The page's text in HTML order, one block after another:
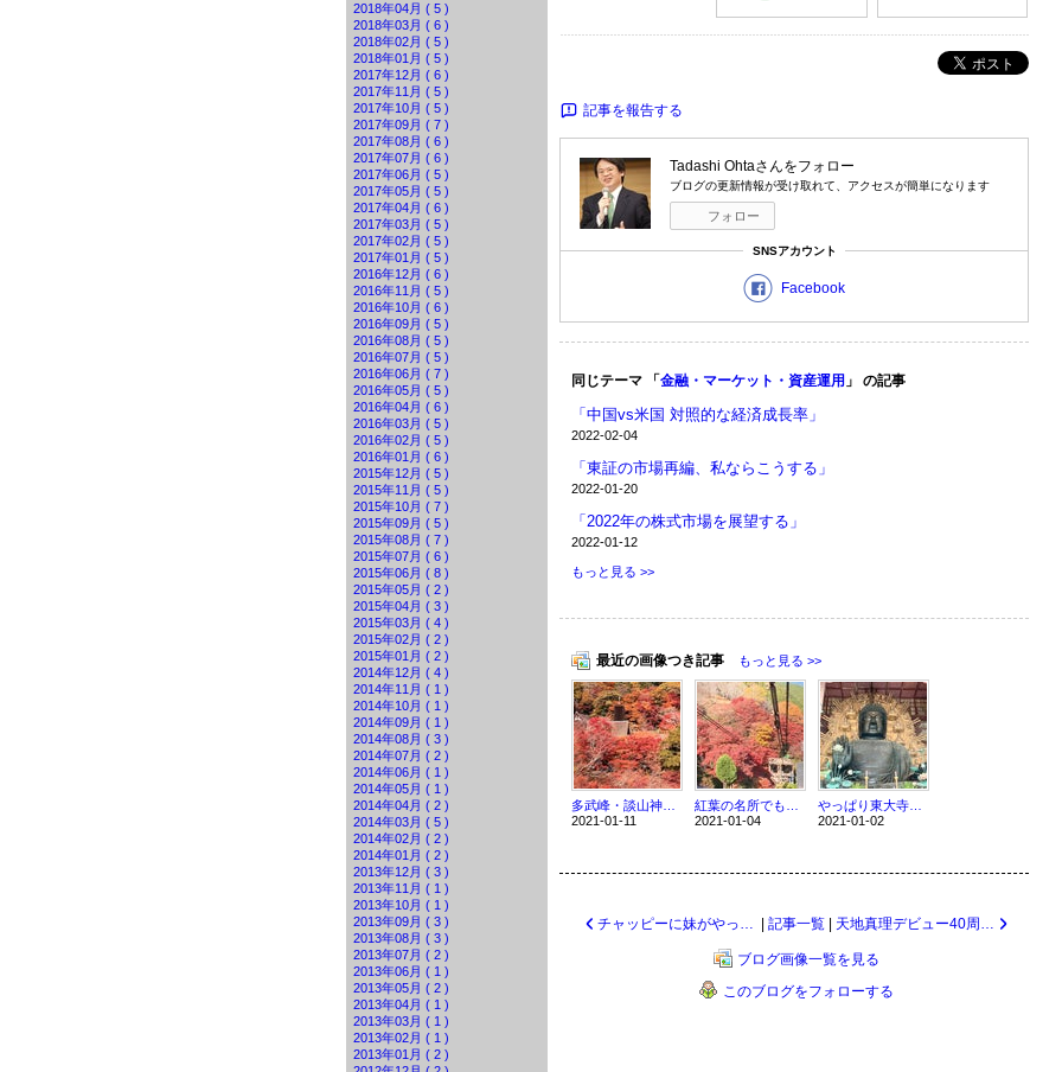
2018年04月 ( 5 )
2018年03月 ( 6 )
2018年02月 ( 5 )
2018年01月 ( 5 )
2017年12月 ( 6 )
2017年11月 ( 5 )
2017年10月 ( 5 )
2017年09月 ( 7 )
2017年08月 ( 6 )
2017年07月 ( 6 )
2017年06月 ( 5 )
2017年05月 ( 5 )
2017年04月 ( 6 )
2017年03月 ( 5 )
2017年02月 ( 5 )
2017年01月 ( 5 )
2016年12月 ( 6 )
2016年11月 ( 5 )
2016年10月 ( 6 )
2016年09月 ( 5 )
2016年08月 ( 5 )
2016年07月 ( 5 )
2016年06月 ( 7 )
2016年05月 ( 5 )
2016年04月 ( 6 )
2016年03月 ( 5 )
2016年02月 ( 5 )
2016年01月 ( 6 )
2015年12月 ( 5 )
2015年11月 ( 5 )
2015年10月 ( 7 )
2015年09月 ( 5 )
2015年08月 ( 7 )
2015年07月 ( 6 )
2015年06月 ( 8 )
2015年05月 ( 2 )
2015年04月 ( 3 )
2015年03月 ( 4 )
2015年02月 ( 2 )
2015年01月 ( 2 )
2014年12月 ( 4 )
2014年11月 ( 1 )
2014年10月 ( 1 )
2014年09月 ( 1 )
2014年08月 ( 3 )
2014年07月 ( 2 )
2014年06月 ( 1 )
2014年05月 ( 1 )
2014年04月 ( 2 )
2014年03月 ( 5 )
2014年02月 ( 2 )
2014年01月 ( 2 )
2013年12月 ( 3 )
2013年11月 ( 1 )
2013年10月 ( 1 )
2013年09月 ( 3 )
2013年08月 ( 3 )
2013年07月 ( 2 )
2013年06月 ( 1 )
2013年05月 ( 2 )
2013年04月 ( 1 )
2013年03月 ( 1 )
2013年02月 ( 1 )
2013年01月 ( 2 )
ポスト
記事を報告する
Tadashi Ohtaさんをフォロー
ブログの更新情報が受け取れて、アクセスが簡単になります
フォロー
SNSアカウント
Facebook
同じテーマ 「 金融・マーケット・資産運用 」 の記事
「中国vs米国 対照的な経済成長率」
2022-02-04
「東証の市場再編、私ならこうする」
2022-01-20
「2022年の株式市場を展望する」
2022-01-12
もっと見る >>
最近の画像つき記事 もっと見る >>
2021-01-11
2021-01-04
2021-01-02
チャッピーに妹がやってきた 記事一覧 天地真理デビュー40周年祝賀会〈後編：夏を忘れた海〉
ブログ画像一覧を見る
このブログをフォローする